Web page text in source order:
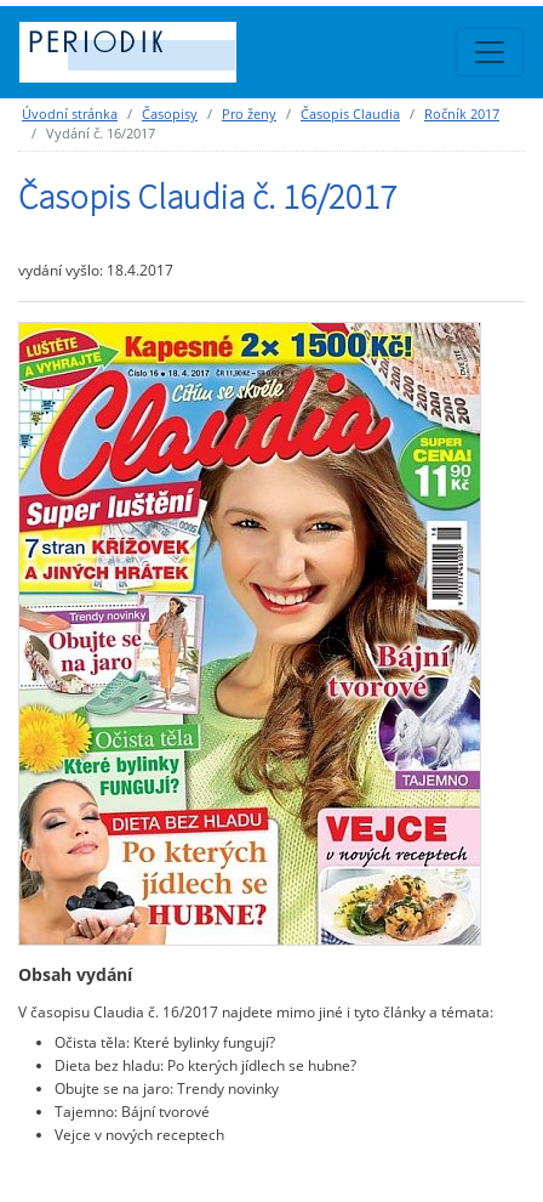
Úvodní stránka Časopisy Pro ženy Časopis Claudia
Ročník 2017
Vydání č. 16/2017
Časopis Claudia č. 16/2017
vydání vyšlo: 18.4.2017
Obsah vydání
V časopisu Claudia č. 16/2017 najdete mimo jiné i tyto články a témata:
Očista těla: Které bylinky fungují?
Dieta bez hladu: Po kterých jídlech se hubne?
Obujte se na jaro: Trendy novinky
Tajemno: Bájní tvorové
Vejce v nových receptech